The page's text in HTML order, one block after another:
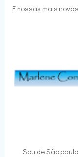
E nossas mais
Sou de São